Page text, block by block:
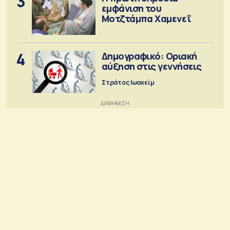
εμφάνιση του
Μοτζτάμπα Χαμενεΐ
4
Δημογραφικό: Οριακή
αύξηση στις γεννήσεις
Στράτος Ιωακείμ